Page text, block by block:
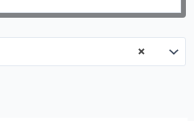
×